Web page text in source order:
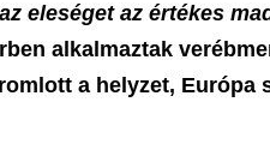
eleséget az értékes
alkalmaztak
a helyzet, Európa